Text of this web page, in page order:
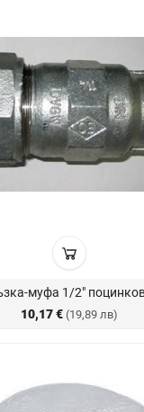
муфа 1/2"
10,17 € (19,89 лв)